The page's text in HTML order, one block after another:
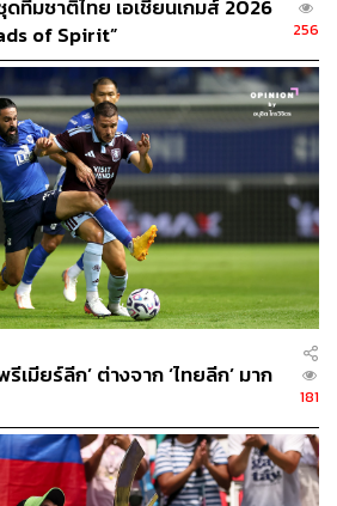
ทีมชาติไทย เอเชียนเกมส์ 2026
of Spirit”
256
เมียร์ลีก’ ต่างจาก ‘ไทยลีก’ มาก
181